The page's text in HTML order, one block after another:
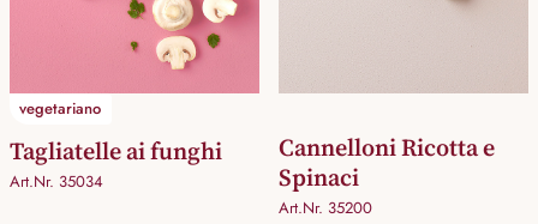
vegetariano
Tagliatelle ai funghi
Art.Nr. 35034
Cannelloni Ricotta e
Spinaci
Art.Nr. 35200